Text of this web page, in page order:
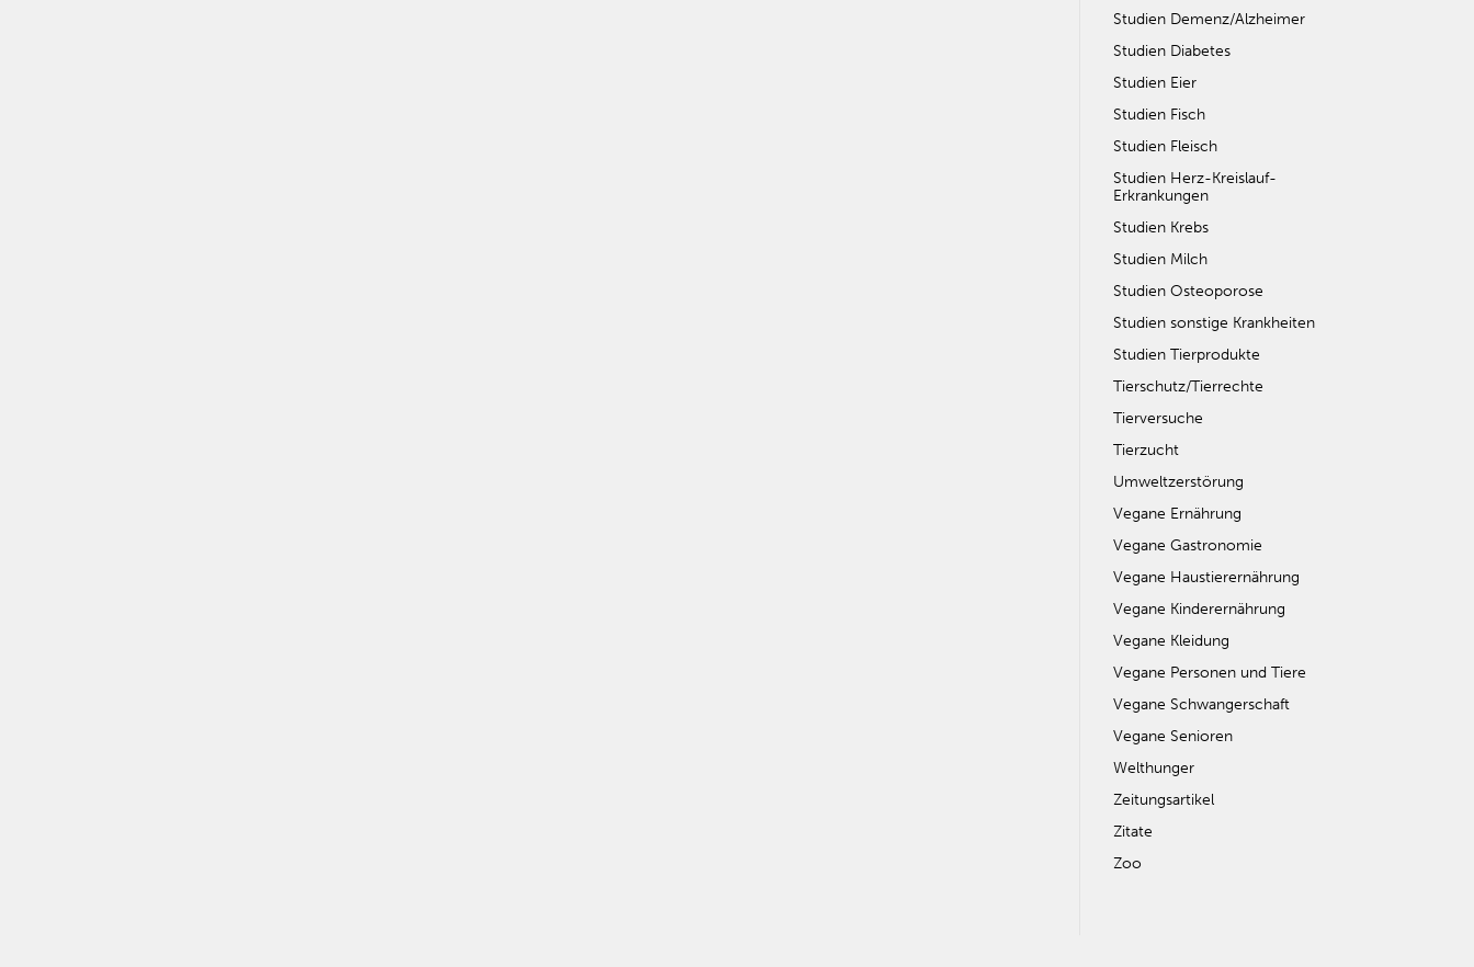
Studien Demenz/Alzheimer
Studien Diabetes
Studien Eier
Studien Fisch
Studien Fleisch
Studien Herz-Kreislauf-
Erkrankungen
Studien Krebs
Studien Milch
Studien Osteoporose
Studien sonstige Krankheiten
Studien Tierprodukte
Tierschutz/Tierrechte
Tierversuche
Tierzucht
Umweltzerstörung
Vegane Ernährung
Vegane Gastronomie
Vegane Haustierernährung
Vegane Kinderernährung
Vegane Kleidung
Vegane Personen und Tiere
Vegane Schwangerschaft
Vegane Senioren
Welthunger
Zeitungsartikel
Zitate
Zoo